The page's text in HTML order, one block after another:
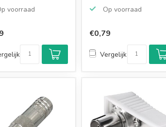
voorraad
Op voorraad
€0,79
Vergelijk